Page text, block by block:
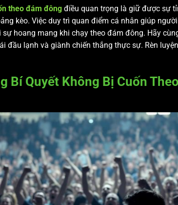
theo đám đông điều quan trọng là giữ được sự
kèo. Việc duy trì quan điểm cá nhân giúp
hoang mang khi chạy theo đám đông. Hãy
đầu lạnh và giành chiến thắng thực sự. Rèn
Bí Quyết Không Bị Cuốn